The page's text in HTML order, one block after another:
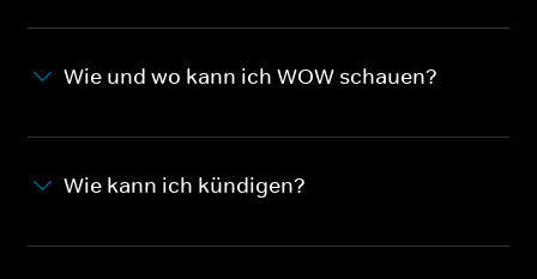
Wie und wo kann ich WOW schauen?
Wie kann ich kündigen?